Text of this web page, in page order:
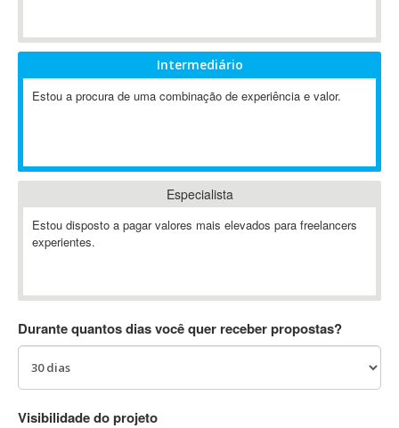
Abaqus
ABIS
Ableton Push
Abstract
Abstract Window Toolkit (AWT)
Absynth
AC3
AccountMate
ACDSee
ACID Pro
ACPI
Intermediário
Estou a procura de uma combinação de experiência e valor.
Especialista
Estou disposto a pagar valores mais elevados para freelancers
experientes.
Durante quantos dias você quer receber propostas?
Visibilidade do projeto